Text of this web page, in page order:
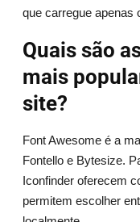
que carregue apenas
Quais são
mais
site?
Font Awesome é a
Fontello e Bytesize.
Iconfinder oferecem
permitem escolher